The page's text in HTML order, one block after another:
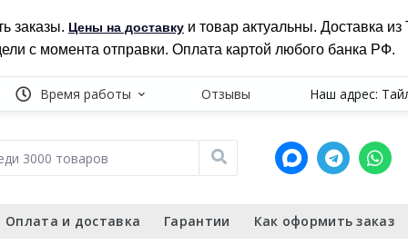
заказы. Цены на доставку и товар актуальны. Доставка
с момента отправки. Оплата картой любого банка РФ.
Время работы Отзывы Наш адрес:
Оплата и доставка Гарантии Как оформить заказ